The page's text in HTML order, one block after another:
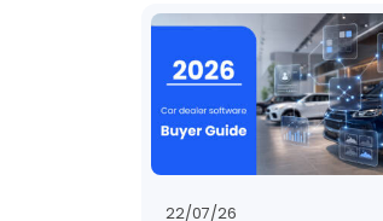
22/07/26